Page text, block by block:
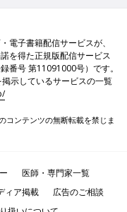
電子書籍配信サービスが、
を得た正規版配信サービス
番号 第11091000号）です。
示しているサービスの一覧
コンテンツの無断転載を禁じま
医師・専門家一覧
ィア掲載
広告のご相談